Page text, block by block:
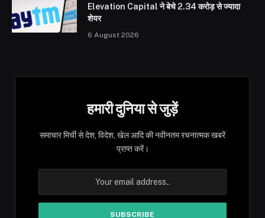
Elevation Capital ने बेचे 2.34 करोड़ से ज्यादा
शेयर
6 August 2026
हमारी दुनिया से जुड़ें
समाचार मिर्ची से देश, विदेश, खेल आदि की नवीनतम रचनात्मक खबरें
प्राप्त करें।